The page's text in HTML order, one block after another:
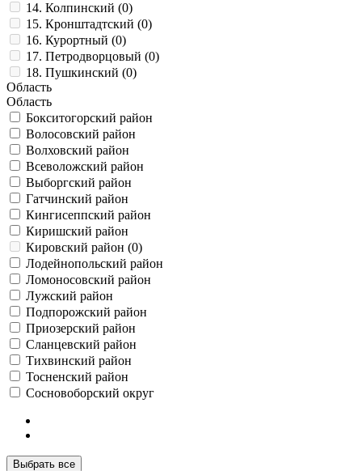
14. Колпинский (0)
15. Кронштадтский (0)
16. Курортный (0)
17. Петродворцовый (0)
18. Пушкинский (0)
Область
Область
Бокситогорский район
Волосовский район
Волховский район
Всеволожский район
Выборгский район
Гатчинский район
Кингисеппский район
Киришский район
Кировский район (0)
Лодейнопольский район
Ломоносовский район
Лужский район
Подпорожский район
Приозерский район
Сланцевский район
Тихвинский район
Тосненский район
Сосновоборский округ
Выбрать все